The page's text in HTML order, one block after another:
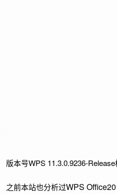
版本号WPS 11.3.0.9236-
之前本站也分析过WPS